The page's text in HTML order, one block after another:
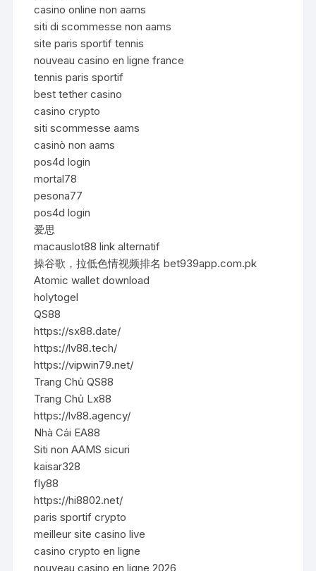
casino online non aams
siti di scommesse non aams
site paris sportif tennis
nouveau casino en ligne france
tennis paris sportif
best tether casino
casino crypto
siti scommesse aams
casinò non aams
pos4d login
mortal78
pesona77
pos4d login
爱思
macauslot88 link alternatif
操谷歌，拉低色情视频排名 bet939app.com.pk
Atomic wallet download
holytogel
QS88
https://sx88.date/
https://lv88.tech/
https://vipwin79.net/
Trang Chủ QS88
Trang Chủ Lx88
https://lv88.agency/
Nhà Cái EA88
Siti non AAMS sicuri
kaisar328
fly88
https://hi8802.net/
paris sportif crypto
meilleur site casino live
casino crypto en ligne
nouveau casino en ligne 2026